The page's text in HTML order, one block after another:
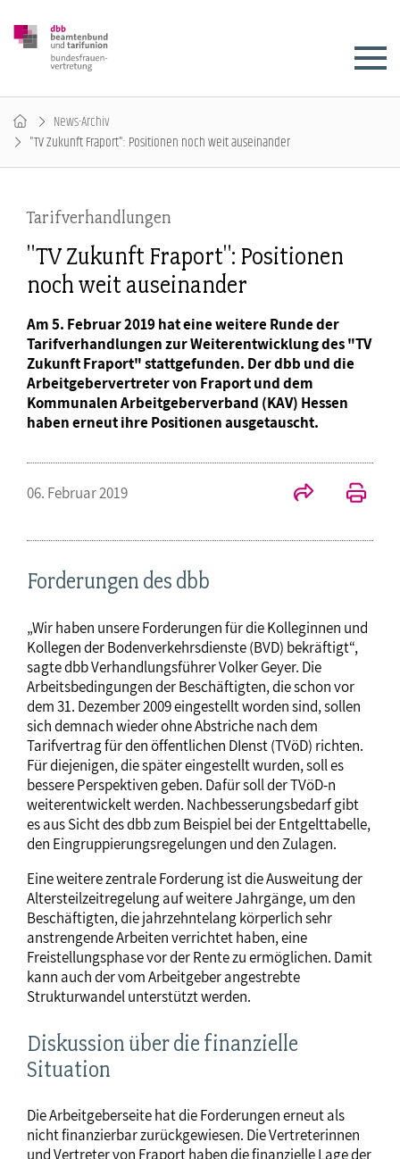
News-Archiv
"TV Zukunft Fraport": Positionen noch weit auseinander
Tarifverhandlungen
"TV Zukunft Fraport": Positionen
noch weit auseinander
Am 5. Februar 2019 hat eine weitere Runde der
Tarifverhandlungen zur Weiterentwicklung des "TV
Zukunft Fraport" stattgefunden. Der dbb und die
Arbeitgebervertreter von Fraport und dem
Kommunalen Arbeitgeberverband (KAV) Hessen
haben erneut ihre Positionen ausgetauscht.
06. Februar 2019
Forderungen des dbb
„Wir haben unsere Forderungen für die Kolleginnen und
Kollegen der Bodenverkehrsdienste (BVD) bekräftigt“,
sagte dbb Verhandlungsführer Volker Geyer. Die
Arbeitsbedingungen der Beschäftigten, die schon vor
dem 31. Dezember 2009 eingestellt worden sind, sollen
sich demnach wieder ohne Abstriche nach dem
Tarifvertrag für den öffentlichen DIenst (TVöD) richten.
Für diejenigen, die später eingestellt wurden, soll es
bessere Perspektiven geben. Dafür soll der TVöD-n
weiterentwickelt werden. Nachbesserungsbedarf gibt
es aus Sicht des dbb zum Beispiel bei der Entgelttabelle,
den Eingruppierungsregelungen und den Zulagen.
Eine weitere zentrale Forderung ist die Ausweitung der
Altersteilzeitregelung auf weitere Jahrgänge, um den
Beschäftigten, die jahrzehntelang körperlich sehr
anstrengende Arbeiten verrichtet haben, eine
Freistellungsphase vor der Rente zu ermöglichen. Damit
kann auch der vom Arbeitgeber angestrebte
Strukturwandel unterstützt werden.
Diskussion über die finanzielle
Situation
Die Arbeitgeberseite hat die Forderungen erneut als
nicht finanzierbar zurückgewiesen. Die Vertreterinnen
und Vertreter von Fraport haben die finanzielle Lage der